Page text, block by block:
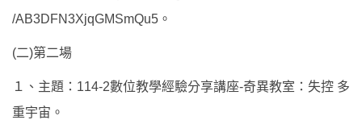
/AB3DFN3XjqGMSmQu5。
(二)第二場
１、主題：114-2數位教學經驗分享講座-奇異教室：失控 多
重宇宙。